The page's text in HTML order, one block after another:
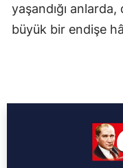
yaşandığı
büyük bir endişe